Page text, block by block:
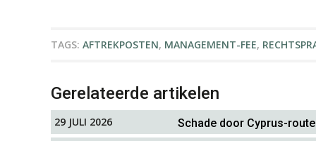
TAGS: AFTREKPOSTEN, MANAGEMENT-FEE,
Gerelateerde artikelen
29 JULI 2026
Schade door Cyprus-